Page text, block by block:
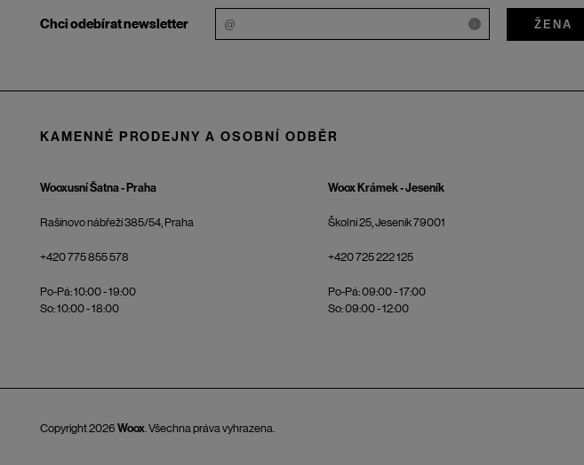
Chci odebírat newsletter i ŽENA
KAMENNÉ PRODEJNY A OSOBNÍ ODBĚR
Wooxusní Šatna - Praha
Rašínovo nábřeží 385/54, Praha
+420 775 855 578
Po-Pá: 10:00 - 19:00
So: 10:00 - 18:00
Woox Krámek - Jeseník
Školní 25, Jeseník 79001
+420 725 222 125
Po-Pá: 09:00 - 17:00
So: 09:00 - 12:00
Copyright 2026 Woox. Všechna práva vyhrazena.